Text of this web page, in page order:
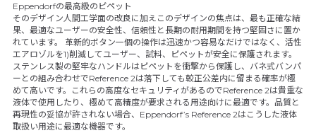
Eppendorfの最高級のピペット
そのデザイン人間工学面の改良に加えこのデザインの焦点は、最も正確な結
果、最適なユーザーの安全性、信頼性と長期の耐用期間を持つ堅固さに置か
れています。 革新的ボタン一個の操作は迅速かつ容易なだけではなく、活性
エアロゾルを1)削減してユーザー、試料、ピペットが安全に保護されます。
ステンレス製の堅牢なハンドルはピペットを衝撃から保護し、バネ式バンパ
ーとの組み合わせでReference 2は落下しても較正公差内に留まる確率が極
めて高いです。これらの高度なセキュリティがあるのでReference 2は貴重な
液体で使用したり、極めて高精度が要求される用途向けに最適です。品質と
再現性の妥協が許されない場合、Eppendorf’s Reference 2はこうした液体
取扱い用途に最適な機器です。